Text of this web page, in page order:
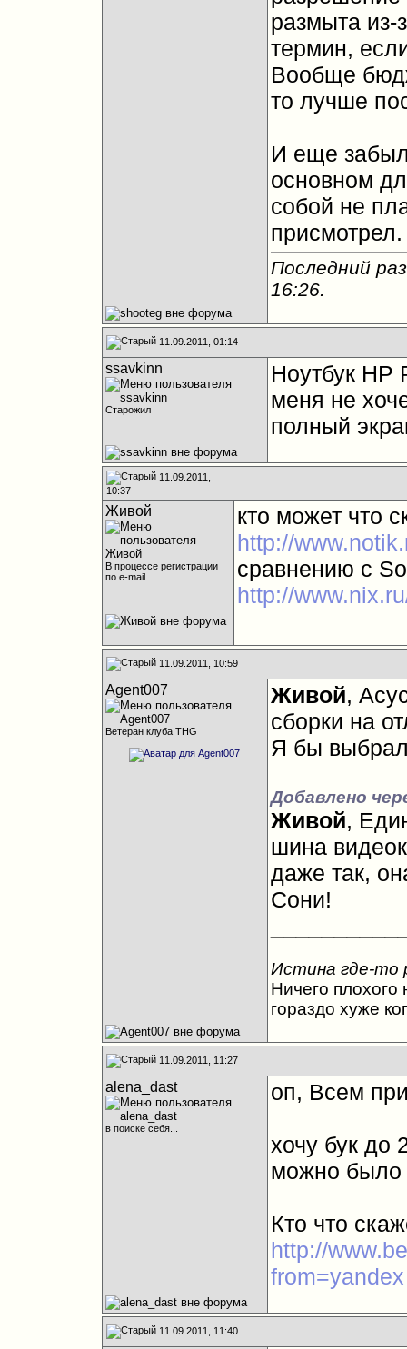
размыта из-
термин,
Вообще
то лучше
И еще забыл
основном
собой не
присмотрел.
Последний
16:26.
11.09.2011, 01:14
ssavkinn
Старожил
Ноутбук HP
меня не
полный
11.09.2011,
10:37
Живой
В процессе регистрации
по e-mail
кто может что
http://
сравнению с
http://
11.09.2011, 10:59
Agent007
Ветеран клуба THG
Живой,
сборки на
Я бы
Добавлено
Живой,
шина
даже так,
Сони!
Истина где-то
Ничего плохого
гораздо хуже
11.09.2011, 11:27
alena_dast
в поиске себя...
оп, Всем
хочу бук до
можно было
Кто что
http://
from=yandex
11.09.2011, 11:40